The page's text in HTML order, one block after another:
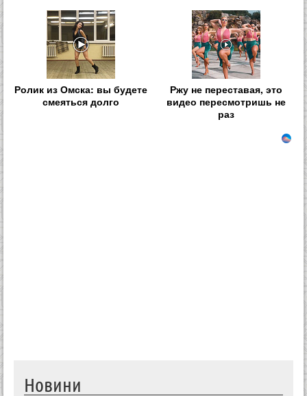
Ролик из Омска: вы будете
смеяться долго
Ржу не переставая, это
видео пересмотришь не
раз
Новини